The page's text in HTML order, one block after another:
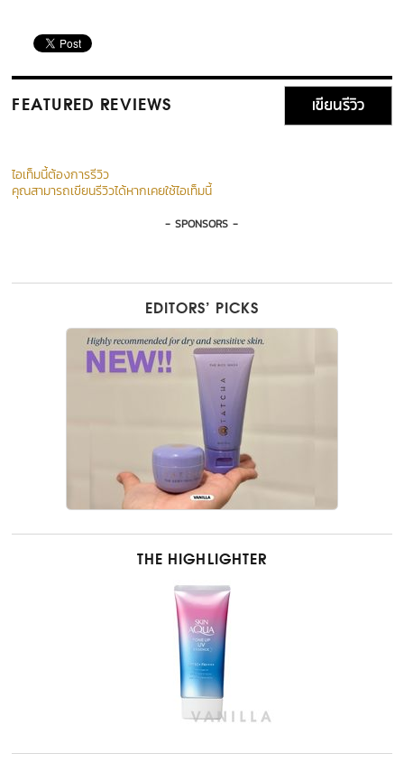
FEATURED REVIEWS เขียนรีวิว
ไอเท็มนี้ต้องการรีวิว
คุณสามารถเขียนรีวิวได้หากเคยใช้ไอเท็มนี้
- SPONSORS -
EDITORS’ PICKS
THE HIGHLIGHTER